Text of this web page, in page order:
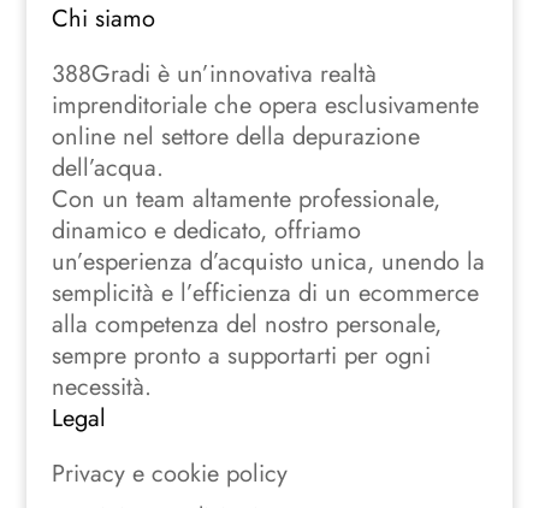
Chi siamo
388Gradi è un’innovativa realtà
imprenditoriale che opera esclusivamente
online nel settore della depurazione
dell’acqua.
Con un team altamente professionale,
dinamico e dedicato, offriamo
un’esperienza d’acquisto unica, unendo la
semplicità e l’efficienza di un ecommerce
alla competenza del nostro personale,
sempre pronto a supportarti per ogni
necessità.
Legal
Privacy e cookie policy